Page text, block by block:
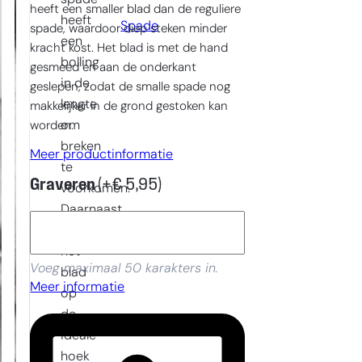
heeft een smaller blad dan de reguliere
spade, waardoor diep steken minder
kracht kost. Het blad is met de hand
gesmeed en aan de onderkant
geslepen, zodat de smalle spade nog
makkelijker in de grond gestoken kan
worden.
Meer productinformatie
Graveren(+€5,95)
Voeg maximaal 50 karakters in.
Meer informatie
heeft
een
bolling
in de
lengte
om
breken
te
voorkomen.
Daarnaast
het
blad
op
de
ideale
hoek
Spade